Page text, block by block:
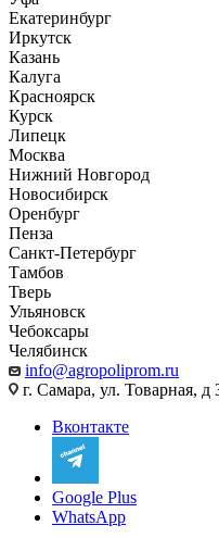
Екатеринбург
Иркутск
Казань
Калуга
Красноярск
Курск
Липецк
Москва
Нижний Новгород
Новосибирск
Оренбург
Пенза
Санкт-Петербург
Тамбов
Тверь
Ульяновск
Чебоксары
Челябинск
info@agropoliprom.ru
г. Самара, ул. Товарная, д
Вконтакте
Google Plus
WhatsApp